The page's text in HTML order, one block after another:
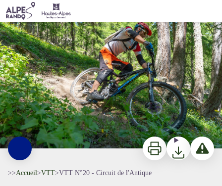
VTT N°20 - Circuit de l'Antique
ImprimerTéléchargerSignaler
>>Accueil>VTT>VTT N°20 - Circuit de l'Antique